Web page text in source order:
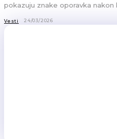
pokazuju znake oporavka
Vesti 24/03/2026